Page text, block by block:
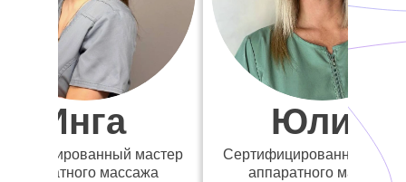
Инга
мастер
аппаратного массажа
Юлия
Сертифицированный
аппаратного массажа